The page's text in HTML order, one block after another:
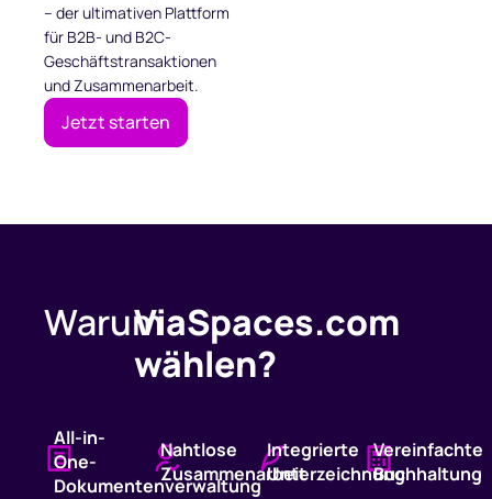
– der ultimativen Plattform
für B2B- und B2C-
Geschäftstransaktionen
und Zusammenarbeit.
Jetzt starten
WarumViaSpaces.com
wählen?
All-in-
One-
Dokumentenverwaltung
Nahtlose
Zusammenarbeit
Integrierte
Unterzeichnung
Vereinfachte
Buchhaltung